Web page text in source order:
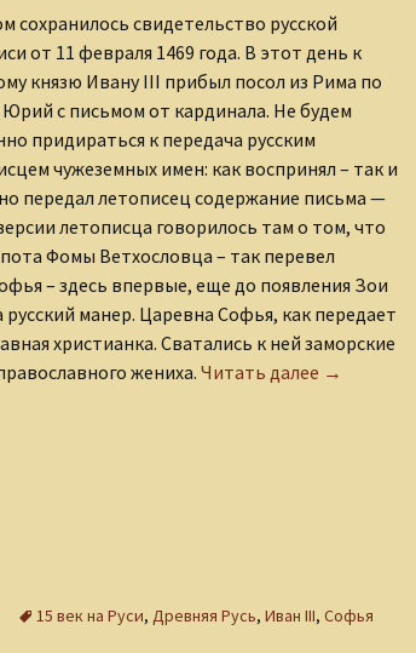
сохранилось свидетельство русской
от 11 февраля 1469 года. В этот день к
князю Ивану III прибыл посол из Рима по
с письмом от кардинала. Не будем
придираться к передача русским
чужеземных имен: как воспринял – так и
передал летописец содержание письма —
летописца говорилось там о том, что
Фомы Ветхословца – так перевел
– здесь впервые, еще до появления Зои
манер. Царевна Софья, как передает
христианка. Сватались к ней заморские
жениха. Читать далее →
15 век на Руси, Древняя Русь, Иван III, Софья